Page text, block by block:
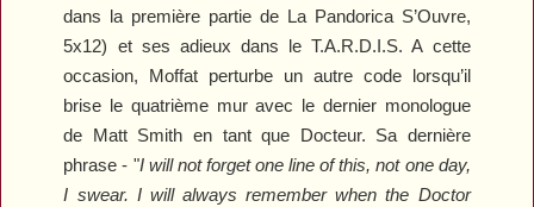
dans la première partie de La Pandorica S’Ouvre,
5x12) et ses adieux dans le T.A.R.D.I.S. A cette
occasion, Moffat perturbe un autre code lorsqu’il
brise le quatrième mur avec le dernier monologue
de Matt Smith en tant que Docteur. Sa dernière
phrase - "I will not forget one line of this, not one day,
I swear. I will always remember when the Doctor